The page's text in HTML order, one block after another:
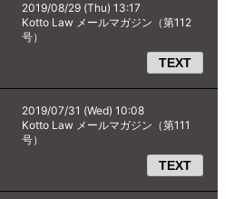
2019/08/29 (Thu) 13:17
Kotto Law メールマガジン（第112
号）
TEXT
2019/07/31 (Wed) 10:08
Kotto Law メールマガジン（第111
号）
TEXT